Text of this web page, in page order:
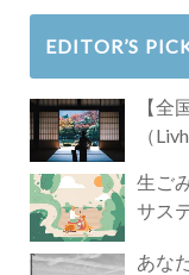
EDITOR’S
【全
（
生ご
サス
あなたは